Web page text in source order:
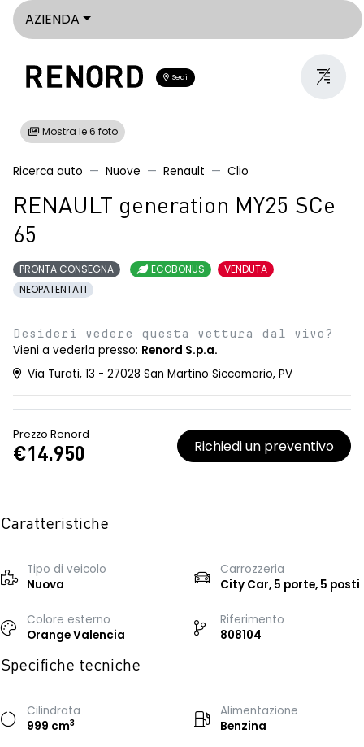
AZIENDA
Sedi
Mostra le 6 foto
Ricerca auto Nuove Renault Clio
RENAULT generation MY25 SCe
65
PRONTA CONSEGNA ECOBONUS
VENDUTA
NEOPATENTATI
Desideri vedere questa vettura dal vivo?
Vieni a vederla presso: Renord S.p.a.
Via Turati, 13 - 27028 San Martino Siccomario, PV
Prezzo Renord
€14.950 Richiedi un preventivo
Caratteristiche
Tipo di veicolo
Nuova
Carrozzeria
City Car, 5 porte, 5 posti
Colore esterno
Orange Valencia
Riferimento
808104
Specifiche tecniche
Cilindrata
999 cm3
Alimentazione
Benzina